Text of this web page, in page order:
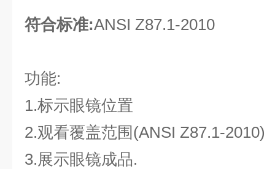
符合标准:ANSI Z87.1-2010
功能:
1.标示眼镜位置
2.观看覆盖范围(ANSI Z87.1-2010)
3.展示眼镜成品.